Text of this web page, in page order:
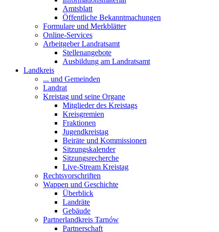
Amtsblatt
Öffentliche Bekanntmachungen
Formulare und Merkblätter
Online-Services
Arbeitgeber Landratsamt
Stellenangebote
Ausbildung am Landratsamt
Landkreis
... und Gemeinden
Landrat
Kreistag und seine Organe
Mitglieder des Kreistags
Kreisgremien
Fraktionen
Jugendkreistag
Beiräte und Kommissionen
Sitzungskalender
Sitzungsrecherche
Live-Stream Kreistag
Rechtsvorschriften
Wappen und Geschichte
Überblick
Landräte
Gebäude
Partnerlandkreis Tarnów
Partnerschaft